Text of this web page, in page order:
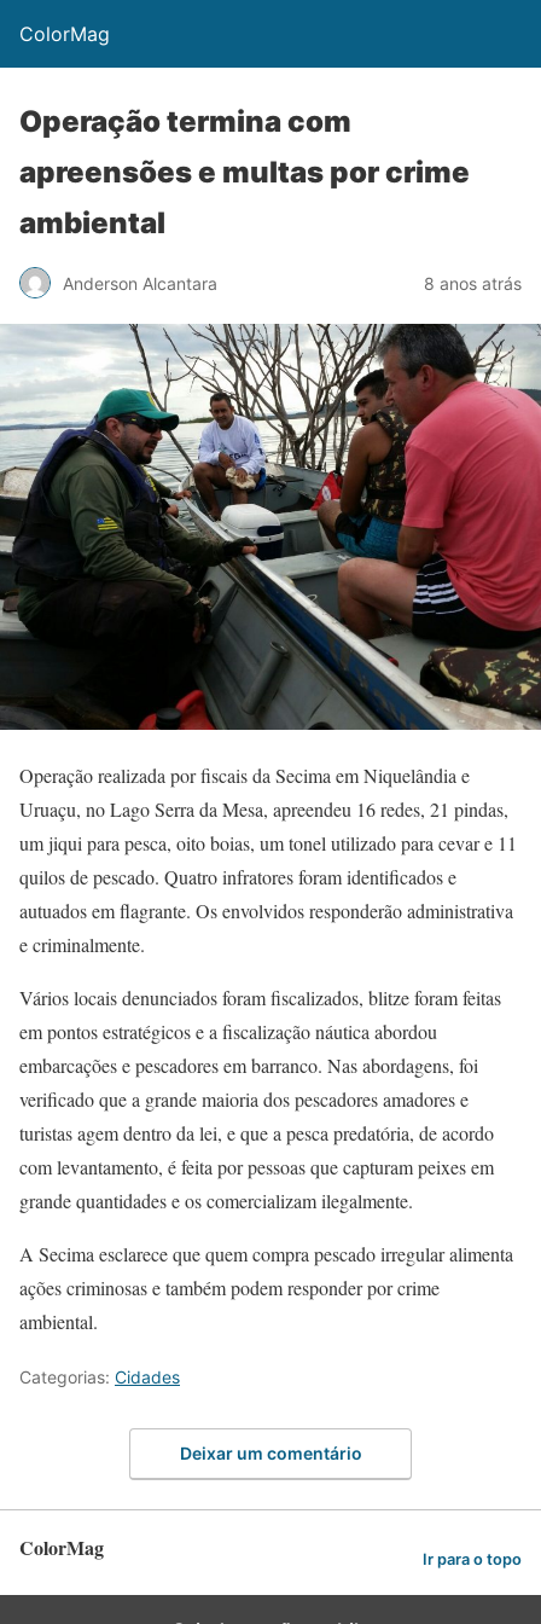
ColorMag
Operação termina com
apreensões e multas por crime
ambiental
Anderson Alcantara 8 anos atrás
Operação realizada por fiscais da Secima em Niquelândia e
Uruaçu, no Lago Serra da Mesa, apreendeu 16 redes, 21 pindas,
um jiqui para pesca, oito boias, um tonel utilizado para cevar e 11
quilos de pescado. Quatro infratores foram identificados e
autuados em flagrante. Os envolvidos responderão administrativa
e criminalmente.
Vários locais denunciados foram fiscalizados, blitze foram feitas
em pontos estratégicos e a fiscalização náutica abordou
embarcações e pescadores em barranco. Nas abordagens, foi
verificado que a grande maioria dos pescadores amadores e
turistas agem dentro da lei, e que a pesca predatória, de acordo
com levantamento, é feita por pessoas que capturam peixes em
grande quantidades e os comercializam ilegalmente.
A Secima esclarece que quem compra pescado irregular alimenta
ações criminosas e também podem responder por crime
ambiental.
Categorias: Cidades
Deixar um comentário
ColorMag Ir para o topo